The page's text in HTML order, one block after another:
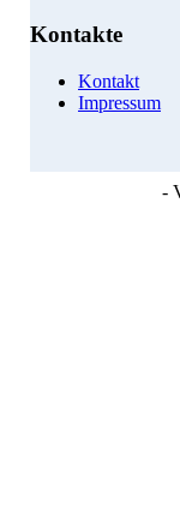
Kontakte
Kontakt
Impressum
-